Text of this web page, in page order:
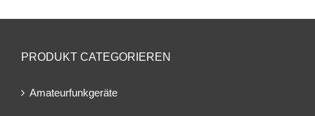
PRODUKT CATEGORIEREN
Amateurfunkgeräte